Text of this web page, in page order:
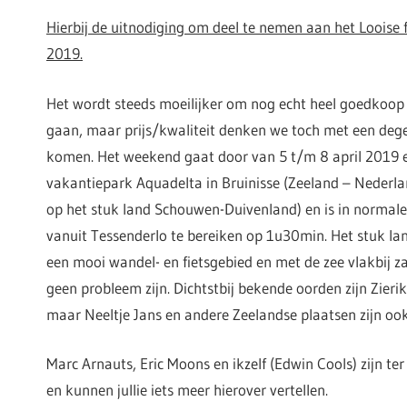
Hierbij de uitnodiging om deel te nemen aan het Looise
2019.
Het wordt steeds moeilijker om nog echt heel
gaan, maar prijs/kwaliteit denken we toch met een
komen. Het weekend gaat door van 5 t/m 8 april 2019
vakantiepark Aquadelta in Bruinisse (Zeeland –
op het stuk land Schouwen-Duivenland) en is in
vanuit Tessenderlo te bereiken op 1u30min. Het stuk
een mooi wandel- en fietsgebied en met de zee vlakbij
geen probleem zijn. Dichtstbij bekende oorden zijn
maar Neeltje Jans en andere Zeelandse plaatsen zijn
Marc Arnauts, Eric Moons en ikzelf (Edwin Cools) zijn
en kunnen jullie iets meer hierover vertellen.